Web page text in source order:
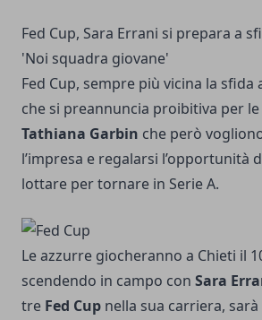
Fed Cup, Sara Errani si prepara a
'Noi squadra giovane'
Fed Cup, sempre più vicina la sfida
che si preannuncia proibitiva per
Tathiana Garbin che però
l’impresa e regalarsi l’opportunità
lottare per tornare in Serie A.
Le azzurre giocheranno a Chieti il
scendendo in campo con Sara
tre Fed Cup nella sua carriera,